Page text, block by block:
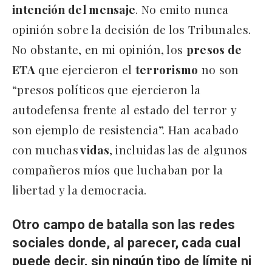
intención del mensaje. No emito nunca
opinión sobre la decisión de los Tribunales.
No obstante, en mi opinión, los presos de
ETA que ejercieron el terrorismo no son
“presos políticos que ejercieron la
autodefensa frente al estado del terror y
son ejemplo de resistencia”. Han acabado
con muchasvidas, incluidas las de algunos
compañeros míos que luchaban por la
libertad y la democracia.
Otro campo de batalla son las redes
sociales donde, al parecer, cada cual
puede decir, sin ningún tipo de límite ni